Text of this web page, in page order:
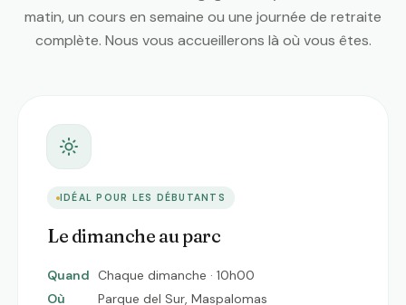
matin, un cours en semaine ou une journée de retraite
complète. Nous vous accueillerons là où vous êtes.
IDÉAL POUR LES DÉBUTANTS
Le dimanche au parc
Quand Chaque dimanche · 10h00
Où
Parque del Sur, Maspalomas